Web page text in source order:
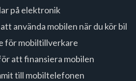
på elektronik
använda mobilen när du kör bil
för mobiltillverkare
att finansiera mobilen
till mobiltelefonen